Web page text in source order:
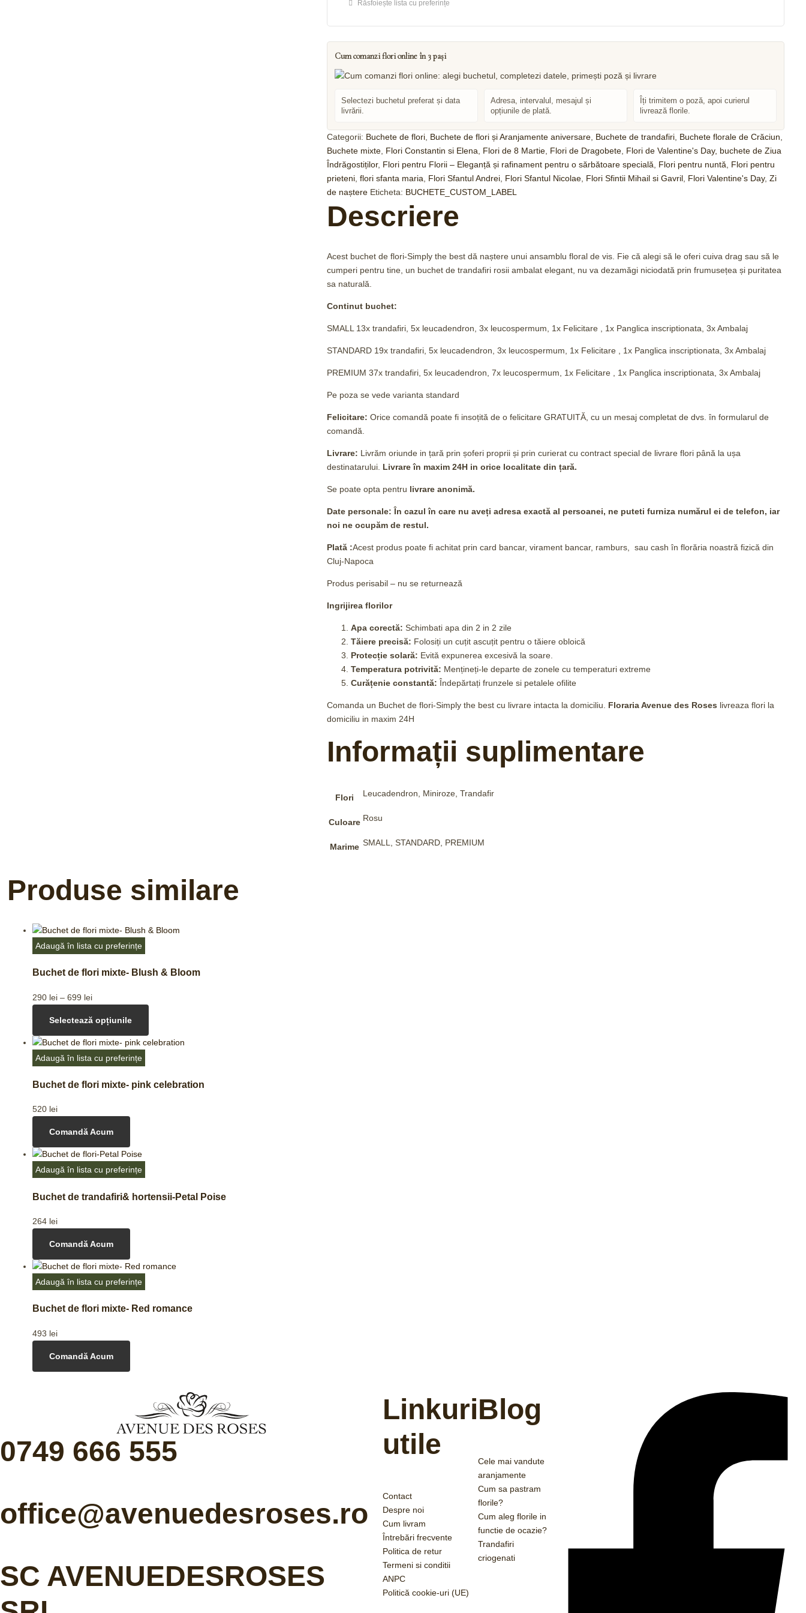
Răsfoiește lista cu preferințe
Cum comanzi flori online în 3 pași
Selectezi buchetul preferat și data
livrării.
Adresa, intervalul, mesajul și
opțiunile de plată.
Îți trimitem o poză, apoi curierul
livrează florile.
Categorii: Buchete de flori, Buchete de flori și Aranjamente aniversare, Buchete de trandafiri, Buchete florale de Crăciun
Buchete mixte, Flori Constantin si Elena Flori de 8 Martie, Flori de Dragobete, Flori de Valentine's Day, buchete de Ziua
Îndrăgostiților, Flori pentru Florii – Eleganță și rafinament pentru o sărbătoare specială Flori pentru nuntă
Flori pentru
prieteni, flori sfanta maria Flori Sfantul Andrei, Flori Sfantul Nicolae, Flori Sfintii Mihail si Gavril, Flori Valentine's Day, Zi
de naștere Eticheta: BUCHETE_CUSTOM_LABEL
Descriere
Acest buchet de flori-Simply the best dă naștere unui ansamblu floral de vis. Fie că alegi să le oferi cuiva drag sau să le
cumperi pentru tine, un buchet de trandafiri rosii ambalat elegant, nu va dezamăgi niciodată prin frumusețea și puritatea
sa naturală.
Continut buchet:
SMALL 13x trandafiri, 5x leucadendron, 3x leucospermum, 1x Felicitare , 1x Panglica inscriptionata, 3x Ambalaj
STANDARD 19x trandafiri, 5x leucadendron, 3x leucospermum, 1x Felicitare , 1x Panglica inscriptionata, 3x Ambalaj
PREMIUM 37x trandafiri, 5x leucadendron, 7x leucospermum, 1x Felicitare , 1x Panglica inscriptionata, 3x Ambalaj
Pe poza se vede varianta standard
Felicitare: Orice comandă poate fi insoțită de o felicitare GRATUITĂ, cu un mesaj completat de dvs. în formularul de
comandă.
Livrare: Livrăm oriunde in țară prin șoferi proprii și prin curierat cu contract special de livrare flori până la ușa
destinatarului. Livrare în maxim 24H in orice localitate din țară.
Se poate opta pentru livrare anonimă.
Date personale: În cazul în care nu aveți adresa exactă al persoanei, ne puteti furniza numărul ei de telefon, iar
noi ne ocupăm de restul.
Plată :Acest produs poate fi achitat prin card bancar, virament bancar, ramburs, sau cash în florăria noastră fizică din
Cluj-Napoca
Produs perisabil – nu se returnează
Ingrijirea florilor
Apa corectă: Schimbati apa din 2 in 2 zile
Tăiere precisă: Folosiți un cuțit ascuțit pentru o tăiere obloică
Protecție solară: Evită expunerea excesivă la soare.
Temperatura potrivită: Mențineți-le departe de zonele cu temperaturi extreme
Curățenie constantă: Îndepărtați frunzele si petalele ofilite
Comanda un Buchet de flori-Simply the best cu livrare intacta la domiciliu. Floraria Avenue des Roses livreaza flori la
domiciliu in maxim 24H
Informații suplimentare
Flori Leucadendron, Miniroze, Trandafir
Culoare Rosu
Marime SMALL, STANDARD, PREMIUM
Produse similare
Adaugă în lista cu preferințe
Buchet de flori mixte- Blush & Bloom
290 lei – 699 lei
Selectează opțiunile
Adaugă în lista cu preferințe
Buchet de flori mixte- pink celebration
520 lei
Comandă Acum
Adaugă în lista cu preferințe
Buchet de trandafiri& hortensii-Petal Poise
264 lei
Comandă Acum
Adaugă în lista cu preferințe
Buchet de flori mixte- Red romance
493 lei
Comandă Acum
0749 666 555
office@avenuedesroses.ro
SC AVENUEDESROSES
Linkuri
utile
Contact
Despre noi
Cum livram
Întrebări frecvente
Politica de retur
Termeni si conditii
ANPC
Politică cookie-uri (UE)
Blog
Cele mai vandute
aranjamente
Cum sa pastram
florile?
Cum aleg florile in
functie de ocazie?
Trandafiri
criogenati